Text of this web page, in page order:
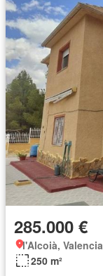
285.000 €
l'Alcoià, Valencia
250 m²